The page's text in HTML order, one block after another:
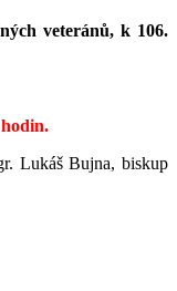
veteránů, k 106.
Lukáš Bujna, biskup